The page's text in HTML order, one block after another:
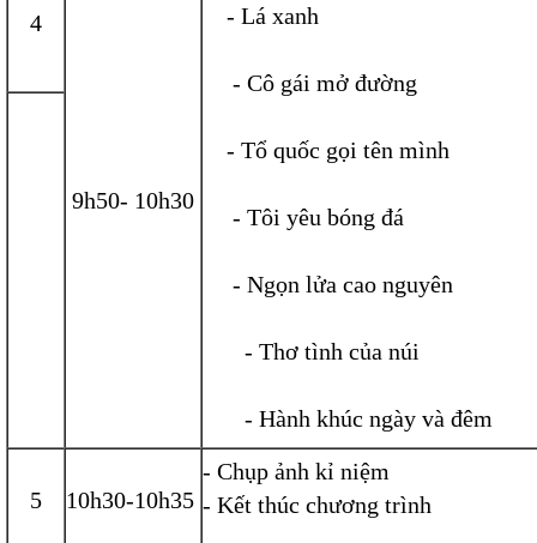
4
9h50- 10h30
- Lá xanh
- Cô gái mở đường
- Tổ quốc gọi tên mình
- Tôi yêu bóng đá
- Ngọn lửa cao nguyên
- Thơ tình của núi
- Hành khúc ngày và đêm
5 10h30-10h35
- Chụp ảnh kỉ niệm
- Kết thúc chương trình